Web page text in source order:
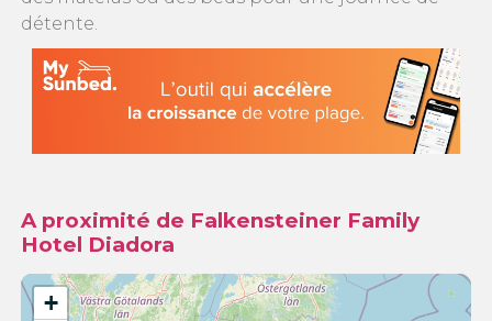
détente.
A proximité de Falkensteiner Family
Hotel Diadora
+